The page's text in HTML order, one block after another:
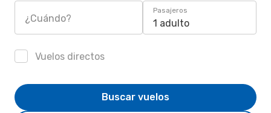
¿Cuándo?
Pasajeros
1 adulto
Vuelos directos
Buscar vuelos